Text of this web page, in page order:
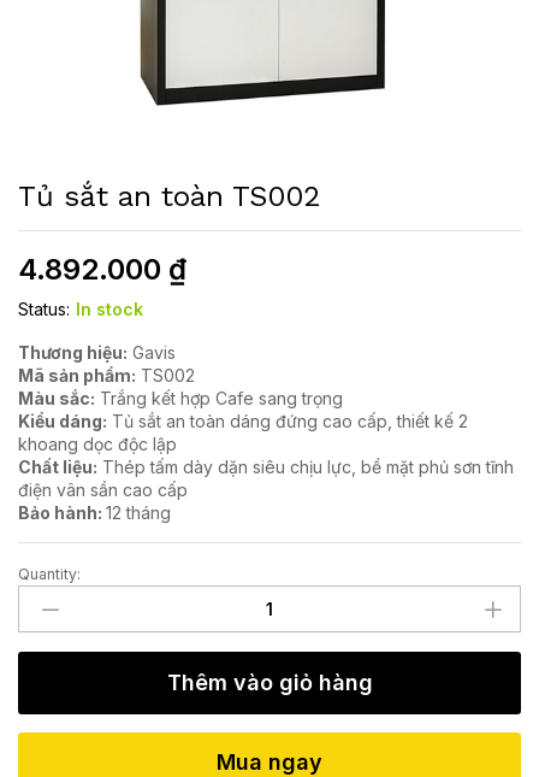
Tủ sắt an toàn TS002
4.892.000 ₫
Status: In stock
Thương hiệu: Gavis
Mã sản phẩm: TS002
Màu sắc: Trắng kết hợp Cafe sang trọng
Kiểu dáng: Tủ sắt an toàn dáng đứng cao cấp, thiết kế 2
khoang dọc độc lập
Chất liệu: Thép tấm dày dặn siêu chịu lực, bề mặt phủ sơn tĩnh
điện vân sần cao cấp
Bảo hành: 12 tháng
Tủ
an
toàn
quantity
Quantity:
Thêm vào giỏ hàng
Mua ngay